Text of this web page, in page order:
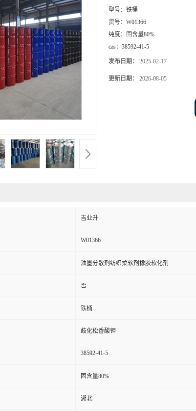
型号： 铁桶
货号： W01366
纯度：
固含量80%
cas： 38592-41-5
发布日期： 2025-02-17
更新日期： 2026-08-05
吉业升
W01366
油墨分散剂纺织柔软剂橡胶软化剂
否
铁桶
歧化松香酸钾
38592-41-5
固含量80%
湖北